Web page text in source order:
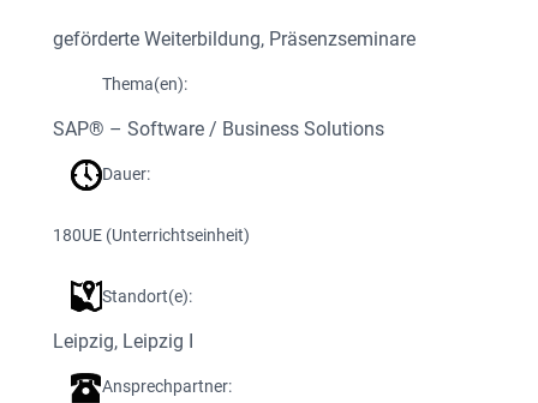
geförderte Weiterbildung, Präsenzseminare
Thema(en):
SAP® – Software / Business Solutions
Dauer:
180UE (Unterrichtseinheit)
Standort(e):
Leipzig, Leipzig I
Ansprechpartner: